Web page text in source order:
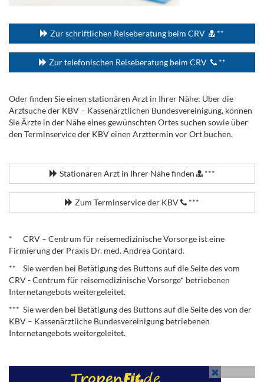
Zur schriftlichen Reiseberatung beim CRV **
Zur telefonischen Reiseberatung beim CRV **
Oder finden Sie einen stationären Arzt in Ihrer Nähe: Über die
Arztsuche der KBV – Kassenärztlichen Bundesvereinigung, können
Sie Ärzte in der Nähe eines gewünschten Ortes suchen sowie über
den Terminservice der KBV einen Arzttermin vor Ort buchen.
Stationären Arzt in Ihrer Nähe finden ***
Zum Terminservice der KBV ***
* CRV – Centrum für reisemedizinische Vorsorge ist eine
Firmierung der Praxis Dr. med. Andrea Gontard.
** Sie werden bei Betätigung des Buttons auf die Seite des vom
CRV - Centrum für reisemedizinische Vorsorge* betriebenen
Internetangebots weitergeleitet.
*** Sie werden bei Betätigung des Buttons auf die Seite des von der
KBV – Kassenärztliche Bundesvereinigung betriebenen
Internetangebots weitergeleitet.